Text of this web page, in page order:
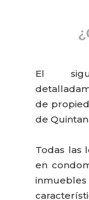
El
de
de
Todas las
en